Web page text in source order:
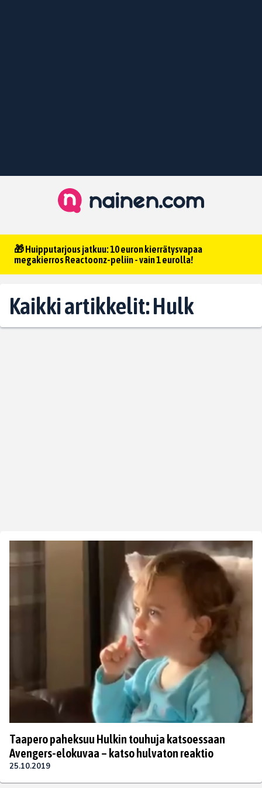
🎁 Huipputarjous jatkuu: 10 euron kierrätysvapaa
megakierros Reactoonz-peliin - vain 1 eurolla!
Kaikki artikkelit: Hulk
Taapero paheksuu Hulkin touhuja katsoessaan
Avengers-elokuvaa – katso hulvaton reaktio
25.10.2019